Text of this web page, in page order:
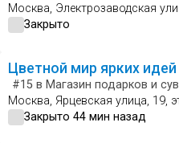
Москва, Электрозаводская
Закрыто
Цветной мир ярких идей
#15 в Магазин подарков и
Москва, Ярцевская улица, 19,
Закрыто 44 мин назад